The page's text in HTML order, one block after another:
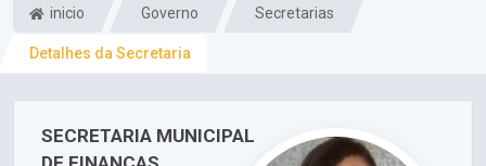
inicio Governo Secretarias
Detalhes da Secretaria
SECRETARIA MUNICIPAL